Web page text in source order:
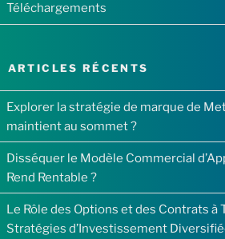
Téléchargements
ARTICLES RÉCENTS
Explorer la stratégie de marque de
maintient au sommet ?
Disséquer le Modèle Commercial
Rend Rentable ?
Le Rôle des Options et des Contrats à
Stratégies d’Investissement